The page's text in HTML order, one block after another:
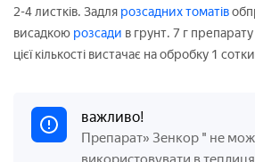
2-4 листків. Задля розсадних томатів
висадкою розсади в грунт. 7 г
цієї кількості вистачає на обробку 1
важливо!
Препарат» Зенкор " не